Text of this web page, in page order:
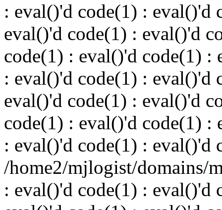
: eval()'d code(1) : eval()'d
eval()'d code(1) : eval()'d
code(1) : eval()'d code(1) :
: eval()'d code(1) : eval()'d
eval()'d code(1) : eval()'d
code(1) : eval()'d code(1) :
: eval()'d code(1) : eval()'d
/home2/mjlogist/domains/
: eval()'d code(1) : eval()'d